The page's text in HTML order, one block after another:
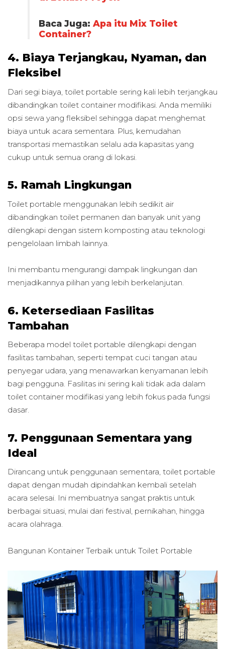
Baca Juga: Apa itu Mix Toilet
Container?
4. Biaya Terjangkau, Nyaman, dan
Fleksibel
Dari segi biaya, toilet portable sering kali lebih terjangkau
dibandingkan toilet container modifikasi. Anda memiliki
opsi sewa yang fleksibel sehingga dapat menghemat
biaya untuk acara sementara. Plus, kemudahan
transportasi memastikan selalu ada kapasitas yang
cukup untuk semua orang di lokasi.
5. Ramah Lingkungan
Toilet portable menggunakan lebih sedikit air
dibandingkan toilet permanen dan banyak unit yang
dilengkapi dengan sistem komposting atau teknologi
pengelolaan limbah lainnya.
Ini membantu mengurangi dampak lingkungan dan
menjadikannya pilihan yang lebih berkelanjutan.
6. Ketersediaan Fasilitas
Tambahan
Beberapa model toilet portable dilengkapi dengan
fasilitas tambahan, seperti tempat cuci tangan atau
penyegar udara, yang menawarkan kenyamanan lebih
bagi pengguna. Fasilitas ini sering kali tidak ada dalam
toilet container modifikasi yang lebih fokus pada fungsi
dasar.
7. Penggunaan Sementara yang
Ideal
Dirancang untuk penggunaan sementara, toilet portable
dapat dengan mudah dipindahkan kembali setelah
acara selesai. Ini membuatnya sangat praktis untuk
berbagai situasi, mulai dari festival, pernikahan, hingga
acara olahraga.
Bangunan Kontainer Terbaik untuk Toilet Portable